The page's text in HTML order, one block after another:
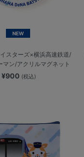
NEW
スターズ×横浜高速鉄道/
マン/アクリルマグネット
¥900 (税込)